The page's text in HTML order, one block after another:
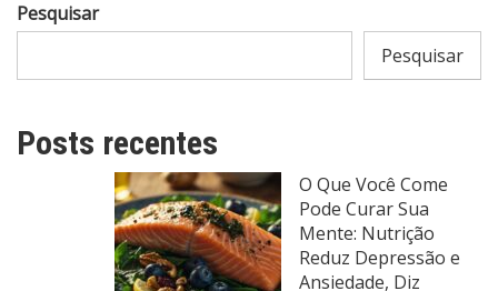
Pesquisar
Pesquisar
Posts recentes
O Que Você Come
Pode Curar Sua
Mente: Nutrição
Reduz Depressão e
Ansiedade, Diz